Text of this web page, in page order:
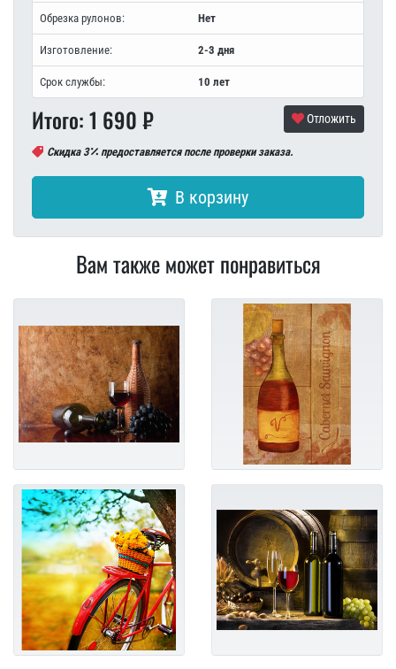
Обрезка рулонов: Нет
Изготовление: 2-3 дня
Срок службы: 10 лет
Итого:1 690₽ Отложить
Скидка 3 предоставляется после проверки заказа.
В корзину
Вам также может понравиться